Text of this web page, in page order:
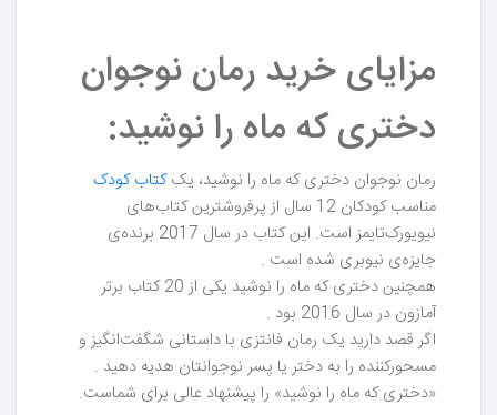
مزایای خرید رمان نوجوان
دختری که ماه را نوشید:
رمان نوجوان دختری که ماه را نوشید، یککتاب کودک
مناسب کودکان 12 سال از پرفروشترین کتاب‌های
نیویورک‌تایمز است. این کتاب در سال 2017 برنده‌ی
جایزه‌ی نیوبری شده است .
همچنین دختری که ماه را نوشید یکی از 20 کتاب برتر
آمازون در سال 2016 بود .
اگر قصد دارید یک رمان فانتزی با داستانی شگفت‌انگیز و
مسحورکننده را به دختر یا پسر نوجوانتان هدیه دهید .
«دختری که ماه را نوشید» را پیشنهاد عالی برای شماست.